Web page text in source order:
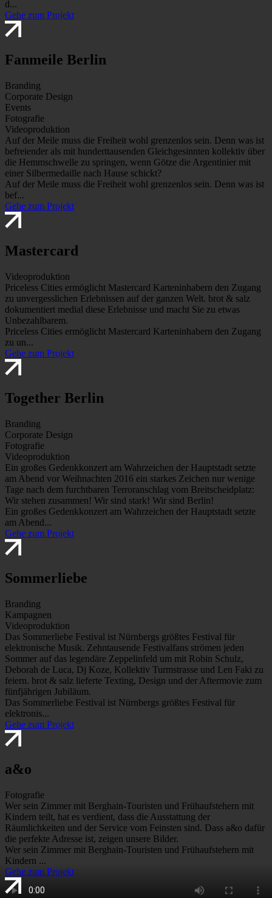
d...
Gehe zum Projekt
Fanmeile Berlin
Branding
Corporate Design
Events
Fotografie
Videoproduktion
Auf der Meile muss die Freiheit wohl grenzenlos sein. Denn was ist
befreiender als mit hunderttausenden Gleichgesinnten kollektiv über
die Hemmschwelle zu springen, wenn Götze die Argentinier mit
einer Silbermedaille nach Hause schickt?
Auf der Meile muss die Freiheit wohl grenzenlos sein. Denn was ist
bef...
Gehe zum Projekt
Mastercard
Videoproduktion
Priceless Cities ermöglicht Mastercard Karteninhabern den Zugang
zu unvergesslichen Erlebnissen auf der ganzen Welt. brot & salz
dokumentiert medial diese Erlebnisse und macht Sie zu etwas
Unbezahlbarem.
Priceless Cities ermöglicht Mastercard Karteninhabern den Zugang
zu un...
Gehe zum Projekt
Together Berlin
Branding
Corporate Design
Fotografie
Videoproduktion
Ein großes Gedenkkonzert am Wahrzeichen der Hauptstadt setzte
am Abend vor Weihnachten 2016 ein starkes Zeichen nur wenige
Tage nach dem furchtbaren Terroranschlag vom Breitscheidplatz:
Wir stehen zusammen! Wir sind stark! Wir sind Berlin!
Ein großes Gedenkkonzert am Wahrzeichen der Hauptstadt setzte
am Abend...
Gehe zum Projekt
Sommerliebe
Branding
Kampagnen
Videoproduktion
Das Sommerliebe Festival ist Nürnbergs größtes Festival für
elektronische Musik. Zehntausende Festivalfans strömen jeden
Sommer auf das legendäre Zeppelinfeld um mit Robin Schulz,
Deborah de Luca, Dj Koze, Kollektiv Turmstrasse und Len Faki zu
feiern. brot & salz lieferte Texting, Design und der Aftermovie zum
fünfjährigen Jubiläum.
Das Sommerliebe Festival ist Nürnbergs größtes Festival für
elektronis...
Gehe zum Projekt
a&o
Fotografie
Wer sein Zimmer mit Berghain-Touristen und Frühaufstehern mit
Kindern teilt, hat es verdient, dass die Ausstattung der
Räumlichkeiten und der Service vom Feinsten sind. Dass a&o dafür
die perfekte Adresse ist, zeigen unsere Bilder.
Wer sein Zimmer mit Berghain-Touristen und Frühaufstehern mit
Kindern ...
Gehe zum Projekt